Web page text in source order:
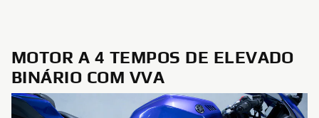
MOTOR A 4 TEMPOS DE ELEVADO
BINÁRIO COM VVA